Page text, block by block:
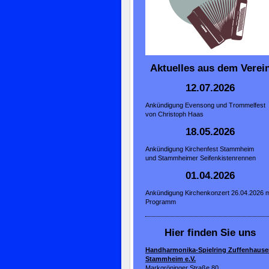
Aktuelles aus dem
12.07.2026
Ankündigung Evensong und Trommelfest
von Christoph Haas
18.05.2026
Ankündigung Kirchenfest Stammheim
und Stammheimer Seifenkistenrennen
01.04.2026
Ankündigung Kirchenkonzert 26.04.2026
Programm
Hier finden Sie uns
Handharmonika-Spielring
Stammheim e.V.